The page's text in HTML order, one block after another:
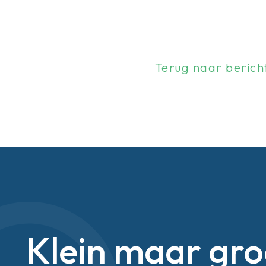
Terug naar
Klein maar